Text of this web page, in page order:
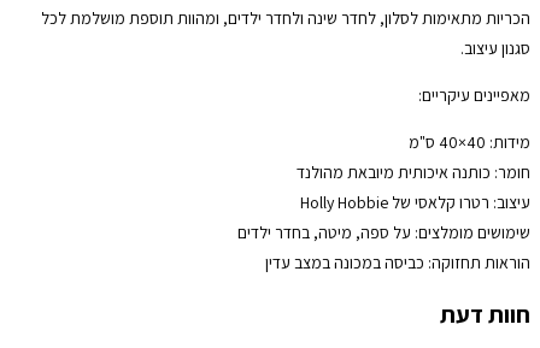
הכריות מתאימות לסלון, לחדר שינה ולחדר ילדים, ומהוות תוספת מושלמת לכל
סגנון עיצוב.
מאפיינים עיקריים:
מידות: 40×40 ס"מ
חומר: כותנה איכותית מיובאת מהולנד
עיצוב: רטרו קלאסי של Holly Hobbie
שימושים מומלצים: על ספה, מיטה, בחדר ילדים
הוראות תחזוקה: כביסה במכונה במצב עדין
חוות דעת